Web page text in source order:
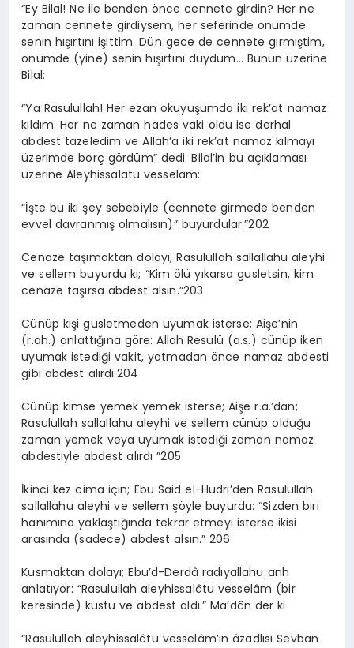
“Ey Bilal! Ne ile benden önce cennete girdin? Her ne
zaman cennete girdiysem, her seferinde önümde
senin hışırtını işittim. Dün gece de cennete girmiştim,
önümde (yine) senin hışırtını duydum… Bunun üzerine
Bilal:
“Ya Rasulullah! Her ezan okuyuşumda iki rek’at namaz
kıldım. Her ne zaman hades vaki oldu ise derhal
abdest tazeledim ve Allah’a iki rek’at namaz kılmayı
üzerimde borç gördüm” dedi. Bilal’in bu açıklaması
üzerine Aleyhissalatu vesselam:
“İşte bu iki şey sebebiyle (cennete girmede benden
evvel davranmış olmalısın)” buyurdular.”202
Cenaze taşımaktan dolayı; Rasulullah sallallahu aleyhi
ve sellem buyurdu ki; “Kim ölü yıkarsa gusletsin, kim
cenaze taşırsa abdest alsın.”203
Cünüp kişi gusletmeden uyumak isterse; Aişe’nin
(r.ah.) anlattığına göre: Allah Resulü (a.s.) cünüp iken
uyumak istediği vakit, yatmadan önce namaz abdesti
gibi abdest alırdı.204
Cünüp kimse yemek yemek isterse; Aişe r.a.’dan;
Rasulullah sallallahu aleyhi ve sellem cünüp olduğu
zaman yemek veya uyumak istediği zaman namaz
abdestiyle abdest alırdı ”205
İkinci kez cima için; Ebu Said el-Hudri’den Rasulullah
sallallahu aleyhi ve sellem şöyle buyurdu: “Sizden biri
hanımına yaklaştığında tekrar etmeyi isterse ikisi
arasında (sadece) abdest alsın.” 206
Kusmaktan dolayı; Ebu’d-Derdâ radıyallahu anh
anlatıyor: “Rasulullah aleyhissalâtu vesselâm (bir
keresinde) kustu ve abdest aldı.” Ma’dân der ki
“Rasulullah aleyhissalâtu vesselâm’ın âzadlısı Sevban